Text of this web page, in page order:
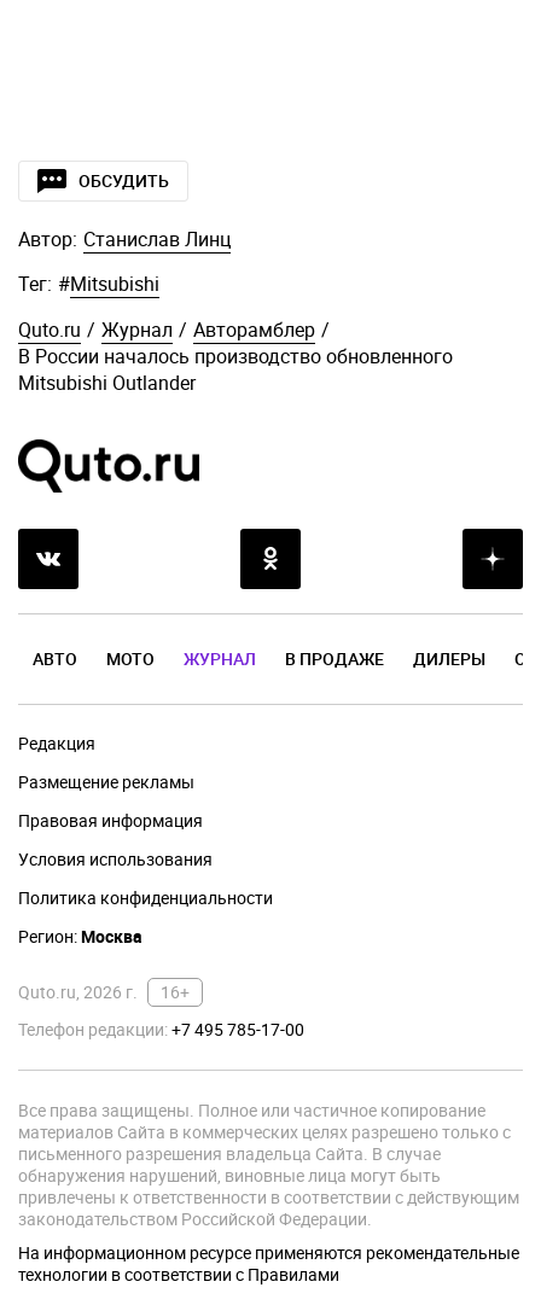
ОБСУДИТЬ
Автор: Станислав Линц
Тег: #Mitsubishi
Quto.ru / Журнал / Авторамблер /
В России началось производство обновленного
Mitsubishi Outlander
АВТО МОТО ЖУРНАЛ В ПРОДАЖЕ ДИЛЕРЫ
Редакция
Размещение рекламы
Правовая информация
Условия использования
Политика конфиденциальности
Регион:Москва
Quto.ru, 2026 г.
16+
Телефон редакции:+7 495 785-17-00
Все права защищены. Полное или частичное копирование
материалов Сайта в коммерческих целях разрешено только с
письменного разрешения владельца Сайта. В случае
обнаружения нарушений, виновные лица могут быть
привлечены к ответственности в соответствии с действующим
законодательством Российской Федерации.
На информационном ресурсе применяются рекомендательные
технологии в соответствии с Правилами